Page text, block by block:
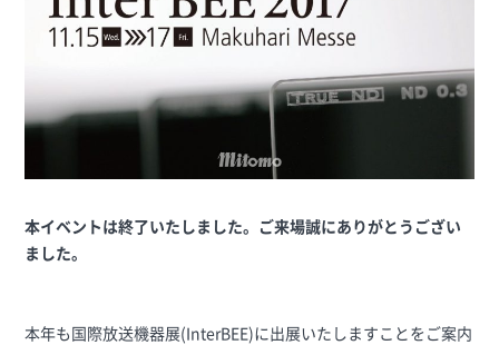
本イベントは終了いたしました。ご来場誠にありがとうござい
ました。
本年も国際放送機器展(InterBEE)に出展いたしますことをご案内